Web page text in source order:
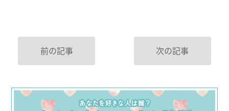
前の記事 次の記事